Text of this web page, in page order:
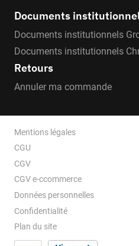
Documents
Documents institutionnels
Documents institutionnels
Retours
Annuler ma commande
Mentions légales
CGU
CGV
CGV e-ccommerce
Données personnelles
Confidentialité
Plan du site